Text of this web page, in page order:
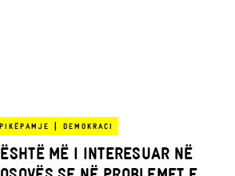
PIKËPAMJE | DEMOKRACI
MË I INTERESUAR NË